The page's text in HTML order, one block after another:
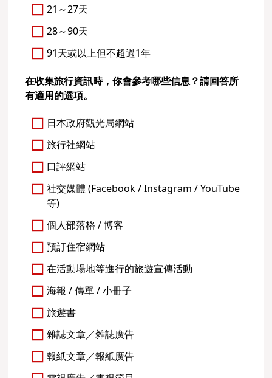
21～27天
28～90天
91天或以上但不超過1年
在收集旅行資訊時，你會參考哪些信息？請回答所
有適用的選項。
日本政府觀光局網站
旅行社網站
口評網站
社交媒體 (Facebook / Instagram / YouTube
等)
個人部落格 / 博客
預訂住宿網站
在活動場地等進行的旅遊宣傳活動
海報 / 傳單 / 小冊子
旅遊書
雜誌文章／雜誌廣告
報紙文章／報紙廣告